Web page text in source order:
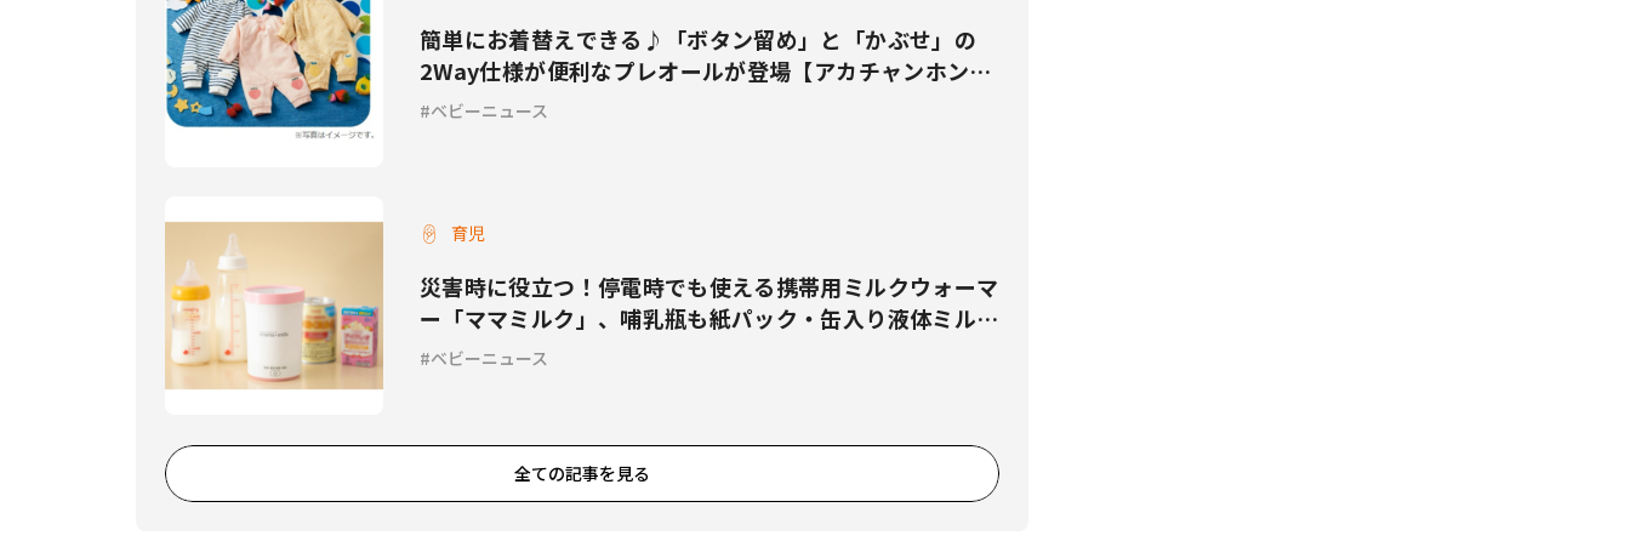
簡単にお着替えできる♪「ボタン留め」と「かぶせ」の
2Way仕様が便利なプレオールが登場【アカチャンホン
ポ】
ベビーニュース
育児
災害時に役立つ！停電時でも使える携帯用ミルクウォーマ
ー「ママミルク」、哺乳瓶も紙パック・缶入り液体ミルク
もOK
ベビーニュース
全ての記事を見る